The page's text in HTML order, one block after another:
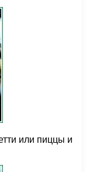
или пиццы и